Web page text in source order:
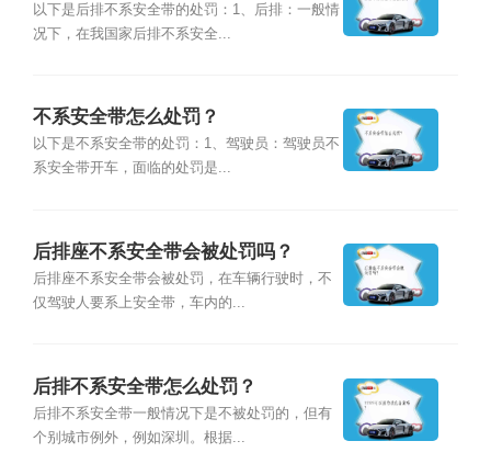
以下是后排不系安全带的处罚：1、后排：一般情
况下，在我国家后排不系安全...
不系安全带怎么处罚？
以下是不系安全带的处罚：1、驾驶员：驾驶员不
系安全带开车，面临的处罚是...
后排座不系安全带会被处罚吗？
后排座不系安全带会被处罚，在车辆行驶时，不
仅驾驶人要系上安全带，车内的...
后排不系安全带怎么处罚？
后排不系安全带一般情况下是不被处罚的，但有
个别城市例外，例如深圳。根据...